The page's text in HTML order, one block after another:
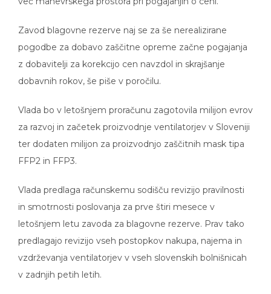
pogodbe za dobavo zaščitne opreme začne pogajanja
z dobavitelji za korekcijo cen navzdol in skrajšanje
dobavnih rokov, še piše v poročilu.
za razvoj in začetek proizvodnje ventilatorjev v Sloveniji
ter dodaten milijon za proizvodnjo zaščitnih mask tipa
in smotrnosti poslovanja za prve štiri mesece v
letošnjem letu zavoda za blagovne rezerve. Prav tako
predlagajo revizijo vseh postopkov nakupa, najema in
vzdrževanja ventilatorjev v vseh slovenskih bolnišnicah
v zadnjih petih letih.